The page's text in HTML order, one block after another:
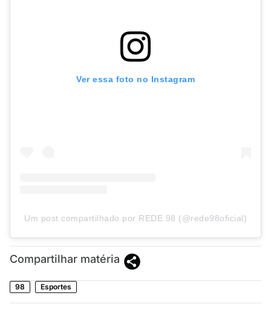
Ver essa foto no Instagram
Um post compartilhado por REDE 98 (@rede98oficial)
Compartilhar matéria
98 Esportes